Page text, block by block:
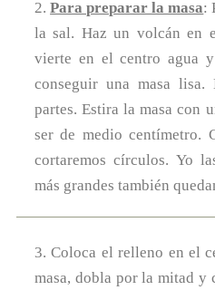
2.Para preparar la masa:
la sal. Haz un volcán en
vierte en el centro agua
conseguir una masa
partes. Estira la masa con
ser de medio centímetro.
cortaremos círculos. Yo
más grandes también
3. Coloca el relleno en el
masa, dobla por la mitad y